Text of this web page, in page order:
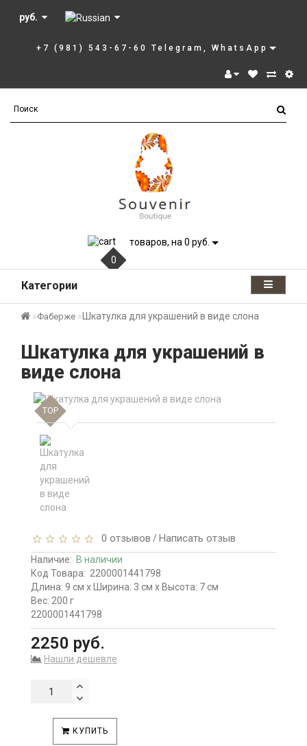
руб.
+7 (981) 543-67-60 Telegram, WhatsApp
0
товаров, на 0 руб.
Категории
Фаберже Шкатулка для украшений в виде слона
Шкатулка для украшений в
виде слона
TOP
0 отзывов / Написать отзыв
Наличие: В наличии
Код Товара: 2200001441798
Длина: 9 см x Ширина: 3 см x Высота: 7 см
Вес: 200 г
2200001441798
2250 руб.
Нашли дешевле
КУПИТЬ